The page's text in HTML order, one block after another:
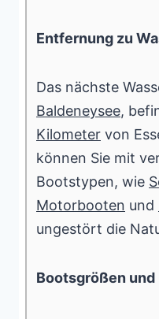
Entfernung zu
Das nächste
Baldeneysee,
Kilometer von
können Sie mit
Bootstypen, wie
Motorbooten und
ungestört die
Bootsgrößen